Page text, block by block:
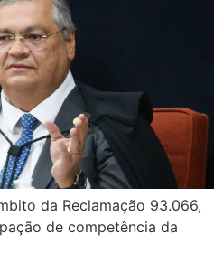
da Reclamação 93.066,
de competência da